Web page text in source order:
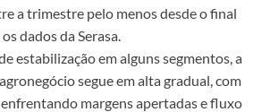
a trimestre pelo menos desde o final
dados da Serasa.
estabilização em alguns segmentos, a
segue em alta gradual, com
margens apertadas e fluxo